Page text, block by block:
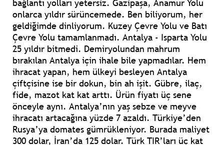
bağlantı yolları yetersiz. Gazipaşa, Anamur Yolu
onlarca yıldır sürüncemede. Ben biliyorum, her
geldiğimde dinliyorum. Kuzey Çevre Yolu ve Batı
Çevre Yolu tamamlanmadı. Antalya - Isparta Yolu
25 yıldır bitmedi. Demiryolundan mahrum
bırakılan Antalya için ihale bile yapmadılar. Hem
ihracat yapan, hem ülkeyi besleyen Antalya
çiftçisine ise bir dokun, bin ah işit. Gübre, ilaç,
fide, mazot kat kat arttı. Ürün fiyatı üç sene
önceyle aynı. Antalya’nın yaş sebze ve meyve
ihracatı artacağına yüzde 7 azaldı. Türkiye’den
Rusya’ya domates gümrükleniyor. Burada maliyet
300 dolar, İran’da 125 dolar. Türk TIR’ları üç kat